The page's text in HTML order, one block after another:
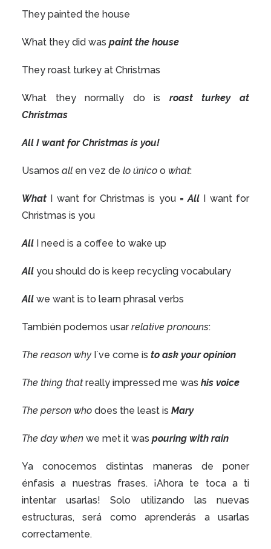
They painted the house
What they did was paint the house
They roast turkey at Christmas
What they normally do is roast turkey at
Christmas
All I want for Christmas is you!
Usamos all en vez de lo único o what:
What I want for Christmas is you =All I want for
Christmas is you
All I need is a coffee to wake up
All you should do is keep recycling vocabulary
All we want is to learn phrasal verbs
También podemos usarrelative pronouns:
The reason why I´ve come is to ask your opinion
The thing thatreally impressed me was his voice
The person who does the least is Mary
The day when we met it was pouring with rain
Ya conocemos distintas maneras de poner
énfasis a nuestras frases. ¡Ahora te toca a ti
intentar usarlas! Solo utilizando las nuevas
estructuras, será como aprenderás a usarlas
correctamente.